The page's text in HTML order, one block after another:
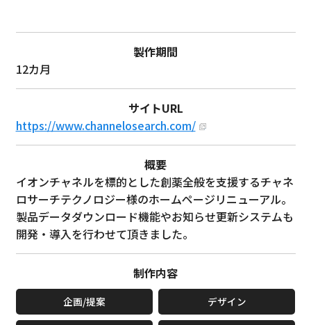
製作期間
12カ月
サイトURL
https://www.channelosearch.com/
概要
イオンチャネルを標的とした創薬全般を支援するチャネ
ロサーチテクノロジー様のホームページリニューアル。
製品データダウンロード機能やお知らせ更新システムも
開発・導入を行わせて頂きました。
制作内容
企画/提案 デザイン